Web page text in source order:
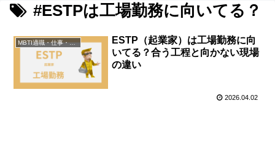
#ESTPは工場勤務に向いてる？
MBTI適職・仕事・資格
ESTP（起業家）は工場勤務に向
いてる？合う工程と向かない現場
の違い
2026.04.02